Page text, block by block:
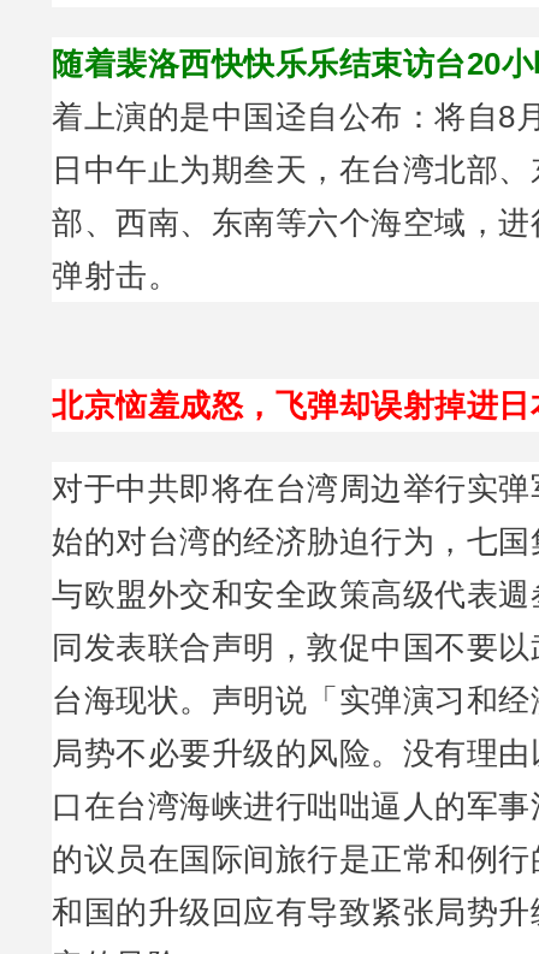
随着裴洛西快快乐乐结束访台20
着上演的是中国迳自公布：将自8
日中午止为期叁天，在台湾北部
部、西南、东南等六个海空域，
弹射击。
北京恼羞成怒，飞弹却误射掉进日
对于中共即将在台湾周边举行实
始的对台湾的经济胁迫行为，七
与欧盟外交和安全政策高级代表
同发表联合声明，敦促中国不要
台海现状。声明说「实弹演习和
局势不必要升级的风险。没有理
口在台湾海峡进行咄咄逼人的军
的议员在国际间旅行是正常和例
和国的升级回应有导致紧张局势